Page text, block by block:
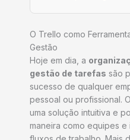
O Trello como
Gestão
Hoje em dia, a
gestão de tarefas são
sucesso de qualquer
pessoal ou profissional.
uma solução intuitiva e
maneira como equipes